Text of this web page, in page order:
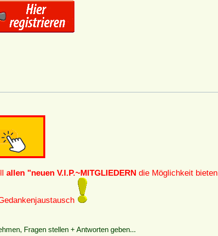
allen "neuen V.I.P.~MITGLIEDERN die Möglichkeit bieten
Fragen stellen + Antworten geben...